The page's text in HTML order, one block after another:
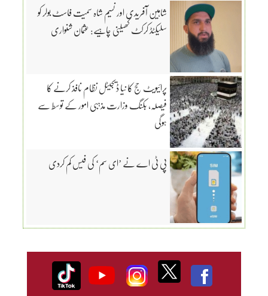
شاہین آفریدی اور نسیم شاہ سمیت فاسٹ بولر کو
سلیکٹڈ کرکٹ کھیلنی چاہیے: عثمان شنواری
پرائیویٹ حج کا نیا ڈیجیٹل نظام نافذ کرنے کا
فیصلہ، بکنگ وزارت مذہبی امور کے توسط سے
ہوگی
پی ٹی اے نے ’ای سم‘ کی فیس کم کردی